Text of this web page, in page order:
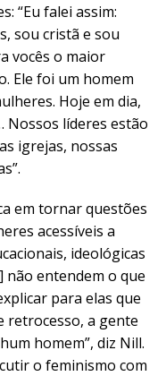
“Eu falei assim:
sou cristã e sou
vocês o maior
Ele foi um homem
Hoje em dia,
Nossos líderes estão
igrejas, nossas
em tornar questões
acessíveis a
ideológicas
não entendem o que
para elas que
retrocesso, a gente
homem”, diz Nill.
o feminismo com